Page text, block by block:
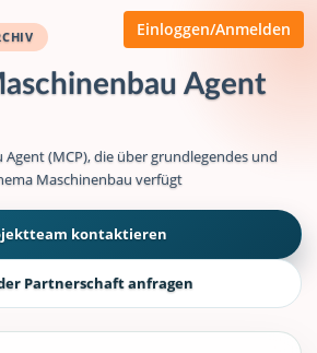
Einloggen/Anmelden
Agent
(MCP), die über grundlegendes und
Maschinenbau verfügt
kontaktieren
Partnerschaft anfragen